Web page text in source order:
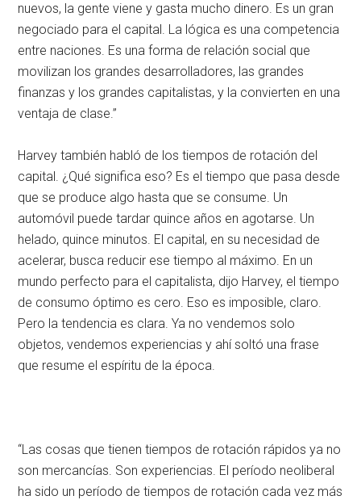
nuevos, la gente viene y gasta mucho dinero. Es un gran
negociado para el capital. La lógica es una competencia
entre naciones. Es una forma de relación social que
movilizan los grandes desarrolladores, las grandes
finanzas y los grandes capitalistas, y la convierten en una
ventaja de clase.”
Harvey también habló de los tiempos de rotación del
capital. ¿Qué significa eso? Es el tiempo que pasa desde
que se produce algo hasta que se consume. Un
automóvil puede tardar quince años en agotarse. Un
helado, quince minutos. El capital, en su necesidad de
acelerar, busca reducir ese tiempo al máximo. En un
mundo perfecto para el capitalista, dijo Harvey, el tiempo
de consumo óptimo es cero. Eso es imposible, claro.
Pero la tendencia es clara. Ya no vendemos solo
objetos, vendemos experiencias y ahí soltó una frase
que resume el espíritu de la época.
“Las cosas que tienen tiempos de rotación rápidos ya no
son mercancías. Son experiencias. El período neoliberal
ha sido un período de tiempos de rotación cada vez más